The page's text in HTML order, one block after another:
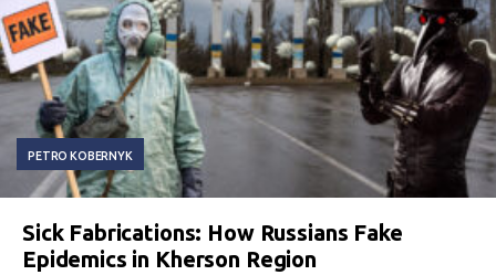
PETRO KOBERNYK
Sick Fabrications: How Russians Fake
Epidemics in Kherson Region